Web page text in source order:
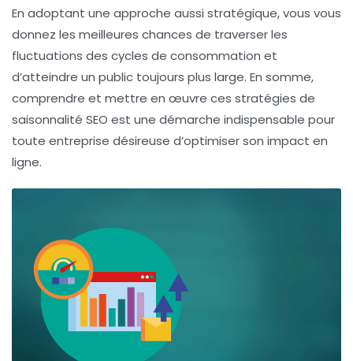
En adoptant une approche aussi stratégique, vous vous
donnez les meilleures chances de traverser les
fluctuations des cycles de consommation et
d’atteindre un public toujours plus large. En somme,
comprendre et mettre en œuvre ces stratégies de
saisonnalité SEO est une démarche indispensable pour
toute entreprise désireuse d’optimiser son impact en
ligne.